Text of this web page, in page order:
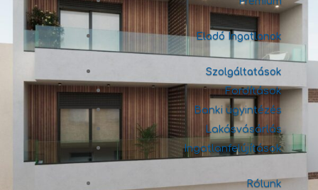
Eladó Ingatlanok
Szolgáltatások
Fordítások
Banki ügyintézés
Lakásvásárlás
Ingatlanfelújítások
Rólunk